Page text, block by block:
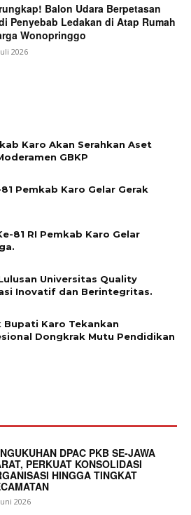
Balon Udara Berpetasan
Penyebab Ledakan di Atap Rumah
Wonopringgo
2026
Karo Akan Serahkan Aset
GBKP
Pemkab Karo Gelar Gerak
81 RI Pemkab Karo Gelar
Universitas Quality
Inovatif dan Berintegritas.
Bupati Karo Tekankan
Dongkrak Mutu Pendidikan
DPAC PKB SE-JAWA
PERKUAT KONSOLIDASI
HINGGA TINGKAT
2026